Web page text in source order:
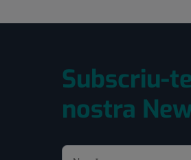
Subscriu-
nostra